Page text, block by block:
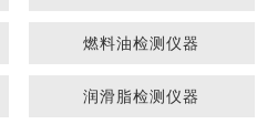
燃料油检测仪器
润滑脂检测仪器